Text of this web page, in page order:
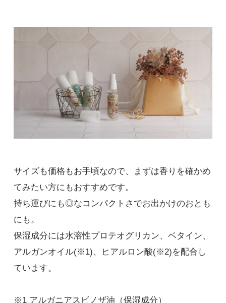
サイズも価格もお手頃なので、まずは香りを確かめ
てみたい方にもおすすめです。
持ち運びにも◎なコンパクトさでお出かけのおとも
にも。
保湿成分には水溶性プロテオグリカン、ベタイン、
アルガンオイル(※1)、ヒアルロン酸(※2)を配合し
ています。
※1 アルガニアスビノザ油（保湿成分）